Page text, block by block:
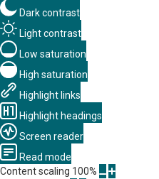
Dark contrast
Light contrast
Low saturation
High saturation
Highlight links
Highlight headings
Screen reader
Read mode
Content scaling 100%